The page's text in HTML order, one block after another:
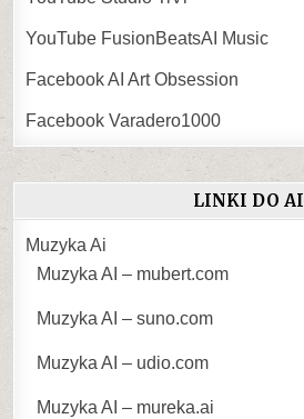
YouTube FusionBeatsAI Music
Facebook AI Art Obsession
Facebook Varadero1000
LINKI DO AI
Muzyka Ai
Muzyka AI – mubert.com
Muzyka AI – suno.com
Muzyka AI – udio.com
Muzyka AI – mureka.ai